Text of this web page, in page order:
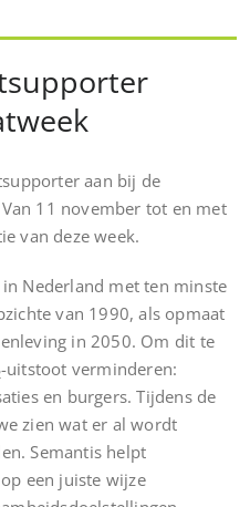
aan bij de
11 november tot en met
van deze week.
Nederland met ten minste
van 1990, als opmaat
in 2050. Om dit te
-uitstoot verminderen:
en burgers. Tijdens de
zien wat er al wordt
Semantis helpt
een juiste wijze